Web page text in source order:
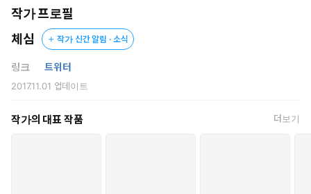
그리고 이명이 그의 저택에 발을 들인 순간 그는 쉽게 제 속셈을 드
러냈다.
들키고 말았다. 약과 술에 취한 채로 매서운 폭행을 당해 힘을 잃은
쿡, 짚은 맹수가 이를 빛냈다.
작가 프로필
체심
작가 신간 알림 · 소식
링크 트위터
2017.11.01 업데이트
작가의 대표 작품 더보기